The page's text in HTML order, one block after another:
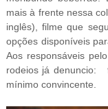
mais à frente nessa
inglês), filme que
opções disponíveis
Aos responsáveis
rodeios já denuncio:
mínimo convincente.